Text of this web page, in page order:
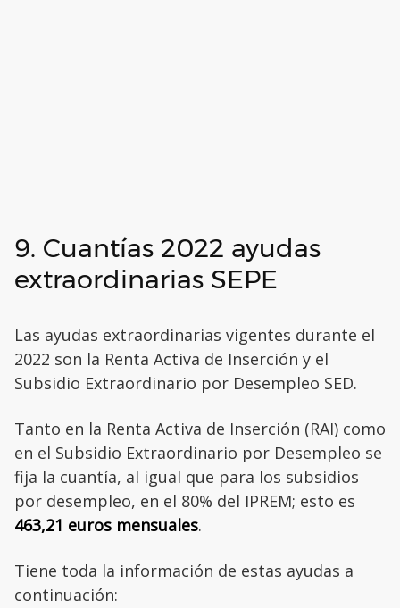
9. Cuantías 2022 ayudas
extraordinarias SEPE
Las ayudas extraordinarias vigentes durante el
2022 son la Renta Activa de Inserción y el
Subsidio Extraordinario por Desempleo SED.
Tanto en la Renta Activa de Inserción (RAI) como
en el Subsidio Extraordinario por Desempleo se
fija la cuantía, al igual que para los subsidios
por desempleo, en el 80% del IPREM; esto es
463,21 euros mensuales.
Tiene toda la información de estas ayudas a
continuación: